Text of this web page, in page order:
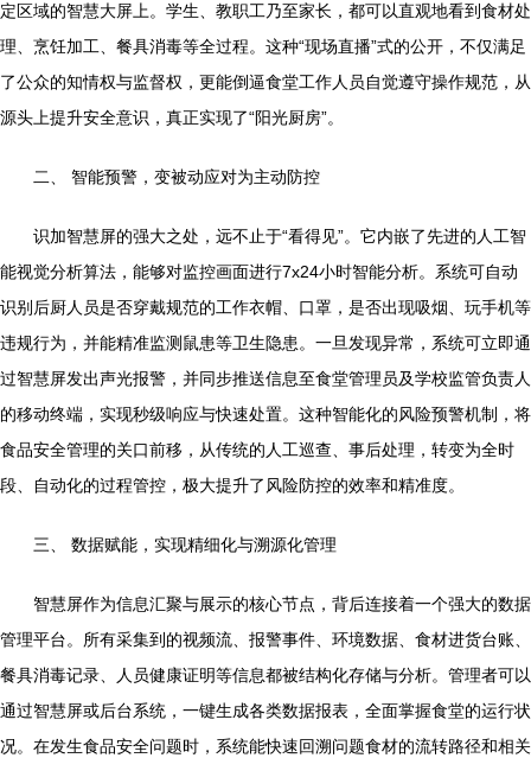
定区域的智慧大屏上。学生、教职工乃至家长，都可以直观地看到食材处
理、烹饪加工、餐具消毒等全过程。这种“现场直播”式的公开，不仅满足
了公众的知情权与监督权，更能倒逼食堂工作人员自觉遵守操作规范，从
源头上提升安全意识，真正实现了“阳光厨房”。
二、 智能预警，变被动应对为主动防控
识加智慧屏的强大之处，远不止于“看得见”。它内嵌了先进的人工智
能视觉分析算法，能够对监控画面进行7x24小时智能分析。系统可自动
识别后厨人员是否穿戴规范的工作衣帽、口罩，是否出现吸烟、玩手机等
违规行为，并能精准监测鼠患等卫生隐患。一旦发现异常，系统可立即通
过智慧屏发出声光报警，并同步推送信息至食堂管理员及学校监管负责人
的移动终端，实现秒级响应与快速处置。这种智能化的风险预警机制，将
食品安全管理的关口前移，从传统的人工巡查、事后处理，转变为全时
段、自动化的过程管控，极大提升了风险防控的效率和精准度。
三、 数据赋能，实现精细化与溯源化管理
智慧屏作为信息汇聚与展示的核心节点，背后连接着一个强大的数据
管理平台。所有采集到的视频流、报警事件、环境数据、食材进货台账、
餐具消毒记录、人员健康证明等信息都被结构化存储与分析。管理者可以
通过智慧屏或后台系统，一键生成各类数据报表，全面掌握食堂的运行状
况。在发生食品安全问题时，系统能快速回溯问题食材的流转路径和相关